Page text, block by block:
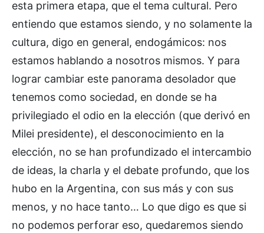
esta primera etapa, que el tema cultural. Pero
entiendo que estamos siendo, y no solamente la
cultura, digo en general, endogámicos: nos
estamos hablando a nosotros mismos. Y para
lograr cambiar este panorama desolador que
tenemos como sociedad, en donde se ha
privilegiado el odio en la elección (que derivó en
Milei presidente), el desconocimiento en la
elección, no se han profundizado el intercambio
de ideas, la charla y el debate profundo, que los
hubo en la Argentina, con sus más y con sus
menos, y no hace tanto… Lo que digo es que si
no podemos perforar eso, quedaremos siendo